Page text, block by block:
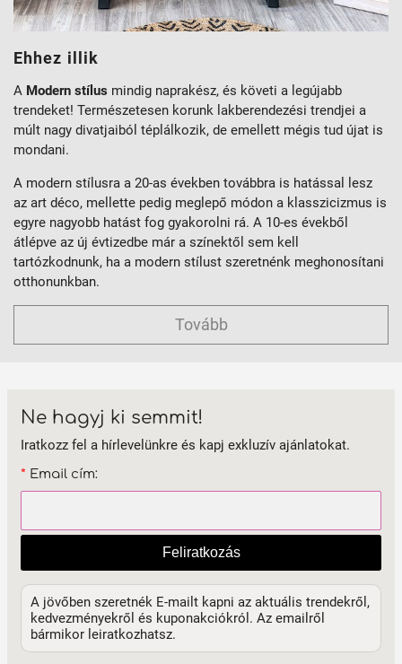
Ehhez illik
A Modern stílus mindig naprakész, és követi a legújabb
trendeket! Természetesen korunk lakberendezési trendjei a
múlt nagy divatjaiból téplálkozik, de emellett mégis tud újat is
mondani.
A modern stílusra a 20-as években továbbra is hatással lesz
az art déco, mellette pedig meglepő módon a klasszicizmus is
egyre nagyobb hatást fog gyakorolni rá. A 10-es évekből
átlépve az új évtizedbe már a színektől sem kell
tartózkodnunk, ha a modern stílust szeretnénk meghonosítani
otthonunkban.
Tovább
Ne hagyj ki semmit!
Iratkozz fel a hírlevelünkre és kapj exkluzív ajánlatokat.
* Email cím:
Feliratkozás
A jövőben szeretnék E-mailt kapni az aktuális trendekről,
kedvezményekről és kuponakciókról. Az emailről
bármikor leiratkozhatsz.